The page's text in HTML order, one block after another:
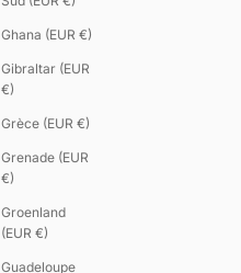
Ghana (EUR €)
Gibraltar (EUR
€)
Grèce (EUR €)
Grenade (EUR
€)
Groenland
(EUR €)
Guadeloupe